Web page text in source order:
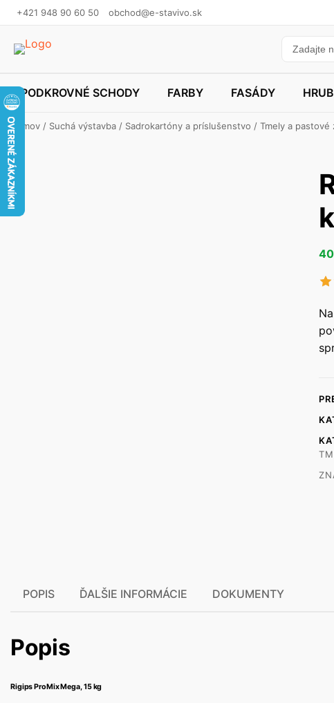
+421 948 90 60 50 obchod@e-stavivo.sk
PODKROVNÉ SCHODY FARBY FASÁDY
Domov / Suchá výstavba / Sadrokartóny a príslušenstvo / Tmely a pastové
POPIS ĎALŠIE INFORMÁCIE DOKUMENTY
Popis
Rigips ProMix Mega, 15 kg